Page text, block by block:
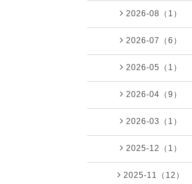
2026-08（1）
2026-07（6）
2026-05（1）
2026-04（9）
2026-03（1）
2025-12（1）
2025-11（12）